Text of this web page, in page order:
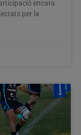
encara
per la